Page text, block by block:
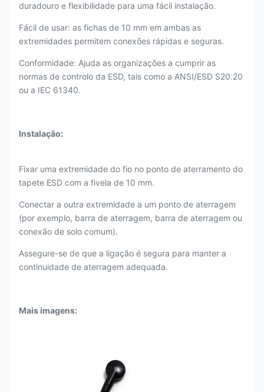
duradouro e flexibilidade para uma fácil instalação.
Fácil de usar: as fichas de 10 mm em ambas as
extremidades permitem conexões rápidas e seguras.
Conformidade: Ajuda as organizações a cumprir as
normas de controlo da ESD, tais como a ANSI/ESD S20.20
ou a IEC 61340.
Instalação:
Fixar uma extremidade do fio no ponto de aterramento do
tapete ESD com a fivela de 10 mm.
Conectar a outra extremidade a um ponto de aterragem
(por exemplo, barra de aterragem, barra de aterragem ou
conexão de solo comum).
Assegure-se de que a ligação é segura para manter a
continuidade de aterragem adequada.
Mais imagens: